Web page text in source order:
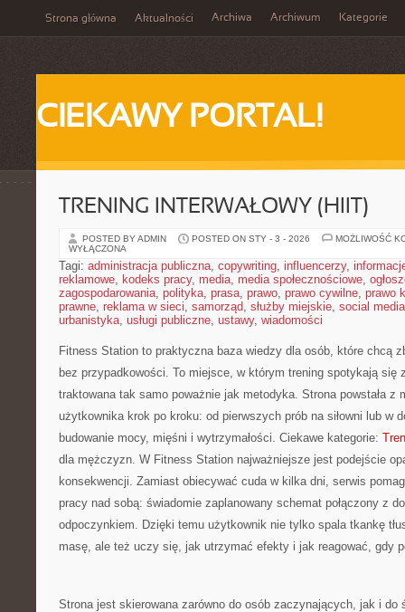
Strona główna Aktualności Archiwa Archiwum Kategorie
CIEKAWY PORTAL!
TRENING INTERWAŁOWY (HIIT)
POSTED BY ADMIN POSTED ON STY - 3 - 2026
MOŻLIWOŚĆ
WYŁĄCZONA
Tagi: administracja publiczna, copywriting, influencerzy,
reklamowe, kodeks pracy, media, media społecznościowe,
zagospodarowania, polityka, prasa, prawo, prawo cywilne, prawo
prawne, reklama w sieci, samorząd, służby miejskie, social media
urbanistyka, usługi publiczne, ustawy, wiadomości
Fitness Station to praktyczna baza wiedzy dla osób, które chcą
bez przypadkowości. To miejsce, w którym trening spotykają się
traktowana tak samo poważnie jak metodyka. Strona powstała z
użytkownika krok po kroku: od pierwszych prób na siłowni lub w
budowanie mocy, mięśni i wytrzymałości. Ciekawe kategorie:
dla mężczyzn. W Fitness Station najważniejsze jest podejście
konsekwencji. Zamiast obiecywać cuda w kilka dni, serwis
pracy nad sobą: świadomie zaplanowany schemat połączony z
odpoczynkiem. Dzięki temu użytkownik nie tylko spala tkankę
masę, ale też uczy się, jak utrzymać efekty i jak reagować, gdy
Strona jest skierowana zarówno do osób zaczynających, jak i do